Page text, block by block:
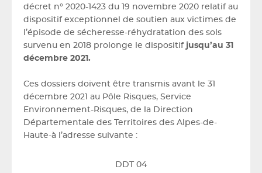
décret n° 2020-1423 du 19 novembre 2020 relatif au
dispositif exceptionnel de soutien aux victimes de
l’épisode de sécheresse-réhydratation des sols
survenu en 2018 prolonge le dispositif jusqu’au 31
décembre 2021.
Ces dossiers doivent être transmis avant le 31
décembre 2021 au Pôle Risques, Service
Environnement-Risques, de la Direction
Départementale des Territoires des Alpes-de-
Haute-à l’adresse suivante :
DDT 04